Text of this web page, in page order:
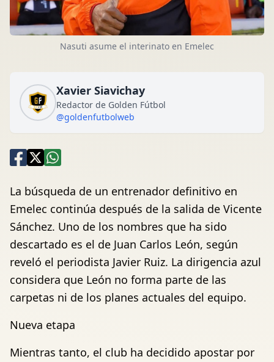
Nasuti asume el interinato en Emelec
Xavier Siavichay
Redactor de Golden Fútbol
@goldenfutbolweb
La búsqueda de un entrenador definitivo en
Emelec continúa después de la salida de Vicente
Sánchez. Uno de los nombres que ha sido
descartado es el de Juan Carlos León, según
reveló el periodista Javier Ruiz. La dirigencia azul
considera que León no forma parte de las
carpetas ni de los planes actuales del equipo.
Nueva etapa
Mientras tanto, el club ha decidido apostar por